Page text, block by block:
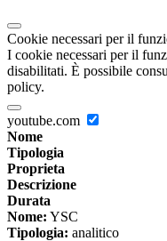
Cookie necessari per il
I cookie necessari per il
disabilitati. È possibile
policy.
youtube.com
Nome
Tipologia
Proprieta
Descrizione
Durata
Nome: YSC
Tipologia: analitico